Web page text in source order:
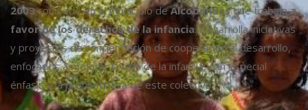
2003con sede en el municipio deAlcobendasque trabajaa
favor de los derechos de la infancia. Desarrolla iniciativas
y proyectos de concienciación de cooperación al desarrollo,
enfocados a mejorar la vida de la infancia, con especial
énfasis a la problemática de este colectivo.